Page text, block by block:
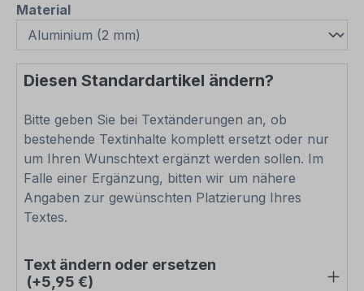
Materialauswählen
Diesen Standardartikel ändern?
Bitte geben Sie bei Textänderungen an, ob
bestehende Textinhalte komplett ersetzt oder nur
um Ihren Wunschtext ergänzt werden sollen. Im
Falle einer Ergänzung, bitten wir um nähere
Angaben zur gewünschten Platzierung Ihres
Textes.
Text ändern oder ersetzen
(+5,95 €)